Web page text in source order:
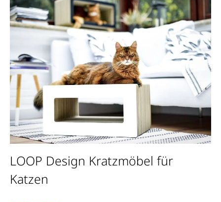
LOOP Design Kratzmöbel für
Katzen